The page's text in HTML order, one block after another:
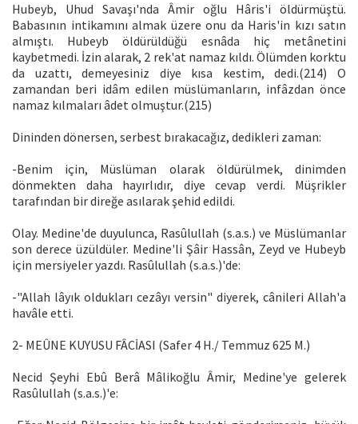
Hubeyb, Uhud Savaşı'nda Âmir oğlu Hâris'i öldürmüştü.
Babasının intikamını almak üzere onu da Haris'in kızı satın
almıştı. Hubeyb öldürüldüğü esnâda hiç metânetini
kaybetmedi. İzin alarak, 2 rek'at namaz kıldı. Ölümden korktu
da uzattı, demeyesiniz diye kısa kestim, dedi.(214) O
zamandan beri idâm edilen müslümanların, infâzdan önce
namaz kılmaları âdet olmuştur.(215)
Dininden dönersen, serbest bırakacağız, dedikleri zaman:
-Benim için, Müslüman olarak öldürülmek, dinimden
dönmekten daha hayırlıdır, diye cevap verdi. Müşrikler
tarafından bir direğe asılarak şehid edildi.
Olay. Medine'de duyulunca, Rasûlullah (s.a.s.) ve Müslümanlar
son derece üzüldüler. Medine'li Şâir Hassân, Zeyd ve Hubeyb
için mersiyeler yazdı. Rasûlullah (s.a.s.)'de:
-"Allah lâyık oldukları cezâyı versin" diyerek, cânileri Allah'a
havâle etti.
2- MEÛNE KUYUSU FÂCİASI (Safer 4 H./ Temmuz 625 M.)
Necid Şeyhi Ebû Berâ Mâlikoğlu Âmir, Medine'ye gelerek
Rasûlullah (s.a.s.)'e: